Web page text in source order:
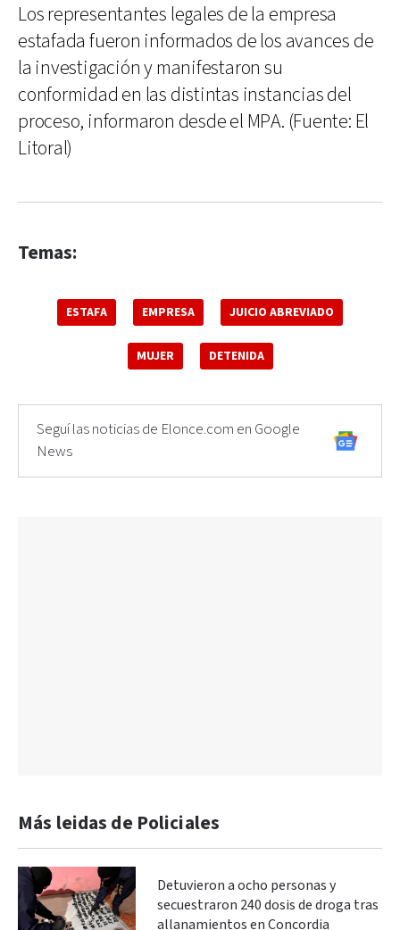
Los representantes legales de la empresa
estafada fueron informados de los avances de
la investigación y manifestaron su
conformidad en las distintas instancias del
proceso, informaron desde el MPA. (Fuente: El
Litoral)
Temas:
ESTAFA EMPRESA JUICIO ABREVIADO
MUJER DETENIDA
Seguí las noticias de Elonce.com en Google
News
Más leidas de Policiales
Detuvieron a ocho personas y
secuestraron 240 dosis de droga tras
allanamientos en Concordia